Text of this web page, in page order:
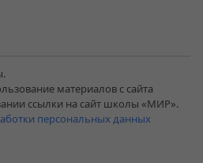
материалов с сайта
ссылки на сайт школы «МИР».
персональных данных